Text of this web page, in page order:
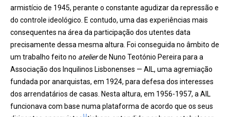
armistício de 1945, perante o constante agudizar da repressão e
do controle ideológico. E contudo, uma das experiências mais
consequentes na área da participação dos utentes data
precisamente dessa mesma altura. Foi conseguida no âmbito de
um trabalho feito no atelierde Nuno Teotónio Pereira para a
Associação dos Inquilinos Lisbonenses — AIL, uma agremiação
fundada por anarquistas, em 1924, para defesa dos interesses
dos arrendatários de casas. Nesta altura, em 1956-1957, a AIL
funcionava com base numa plataforma de acordo que os seus